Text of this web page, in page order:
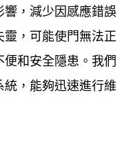
，減少因感應錯誤
，可能使門無法正
和安全隱患。我們
統，能夠迅速進行維